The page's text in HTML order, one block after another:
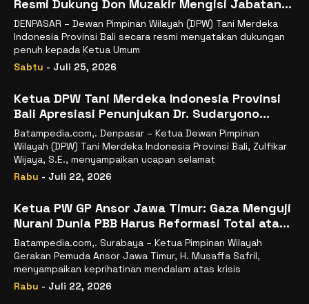
Resmi Dukung Don Muzakir Mengisi Jabatan
Wakil Menteri Pertanian RI
DENPASAR – Dewan Pimpinan Wilayah (DPW) Tani Merdeka
Indonesia Provinsi Bali secara resmi menyatakan dukungan
penuh kepada Ketua Umum
Sabtu - Juli 25, 2026
Ketua DPW Tani Merdeka Indonesia Provinsi
Bali Apresiasi Penunjukan Dr. Sudaryono
sebagai Kepala Badan Gizi Nasional
Batampedia.com,. Denpasar – Ketua Dewan Pimpinan
Wilayah (DPW) Tani Merdeka Indonesia Provinsi Bali, Zulfikar
Wijaya, S.E., menyampaikan ucapan selamat
Rabu - Juli 22, 2026
Ketua PW GP Ansor Jawa Timur: Gaza Menguji
Nurani Dunia PBB Harus Reformasi Total atau
Kehilangan Legitimasi
Batampedia.com,. Surabaya – Ketua Pimpinan Wilayah
Gerakan Pemuda Ansor Jawa Timur, H. Musaffa Safril,
menyampaikan keprihatinan mendalam atas krisis
Rabu - Juli 22, 2026